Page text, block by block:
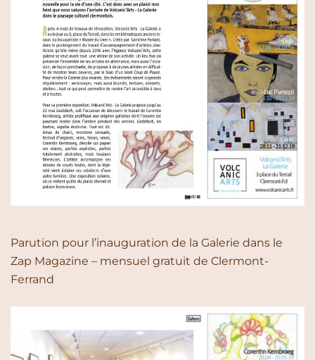
Parution pour l’inauguration de la Galerie dans le
Zap Magazine – mensuel gratuit de Clermont-
Ferrand